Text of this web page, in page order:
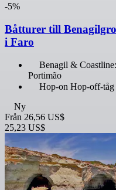
-5%
Båtturer till
i Faro
Benagil &
Portimão
Hop-on Hop-off-tåg
Ny
Från 26,56 US$
25,23 US$